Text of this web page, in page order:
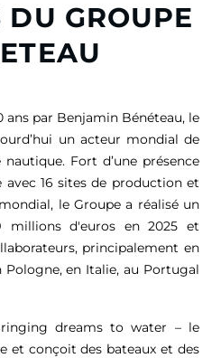
GROUPE
ans par Benjamin Bénéteau, le
un acteur mondial de
Fort d’une présence
16 sites de production et
le Groupe a réalisé un
millions d'euros en 2025 et
principalement en
Pologne, en Italie, au Portugal
dreams to water – le
et conçoit des bateaux et des